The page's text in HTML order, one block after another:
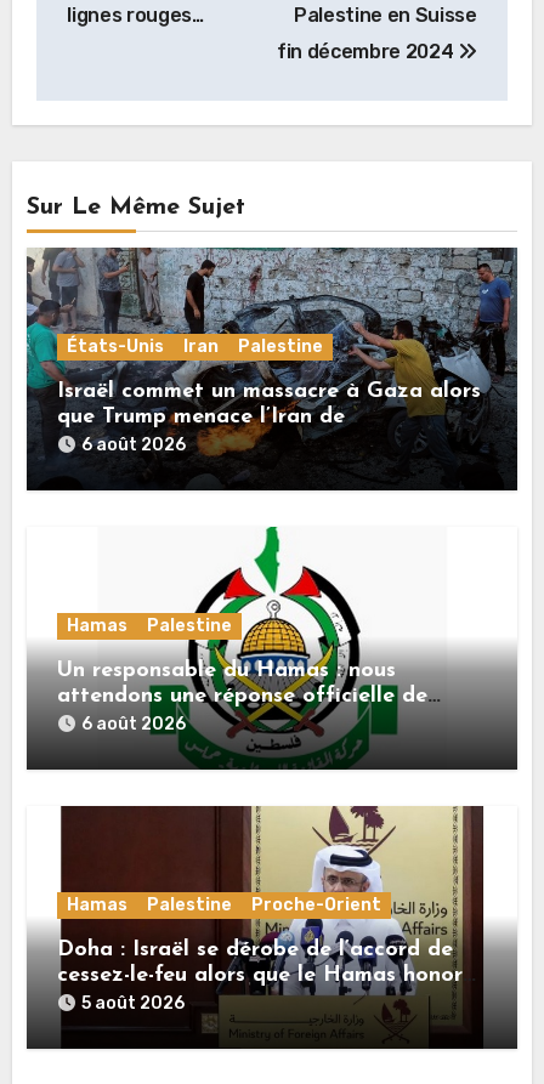
lignes rouges…
Palestine en Suisse
fin décembre 2024
Sur Le Même Sujet
États-Unis Iran Palestine
Israël commet un massacre à Gaza alors
que Trump menace l’Iran de
«décapitation»
6 août 2026
Hamas Palestine
Un responsable du Hamas : nous
attendons une réponse officielle de
Mladenov concernant la feuille de route
de la deuxième phase de l’accord
6 août 2026
Hamas Palestine Proche-Orient
Doha : Israël se dérobe de l’accord de
cessez-le-feu alors que le Hamas honore
ses engagements
5 août 2026